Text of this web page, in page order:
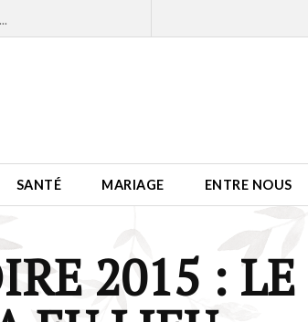
SANTÉ MARIAGE ENTRE NOUS
2015 : LE